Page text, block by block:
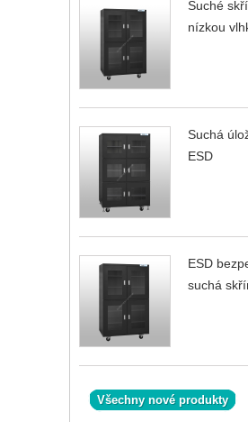
Suché
nízkou
Suchá
ESD
ESD
suchá
Všechny nové produkty